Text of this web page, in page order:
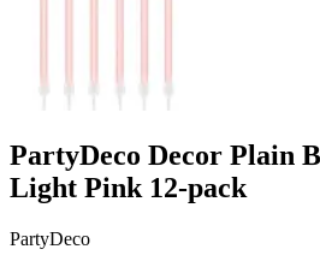
PartyDeco Decor Plain
Light Pink 12-pack
PartyDeco